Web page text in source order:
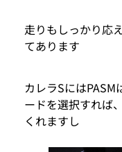
走りもしっかり応
てあります
カレラSには
ードを選択すれば
くれますし